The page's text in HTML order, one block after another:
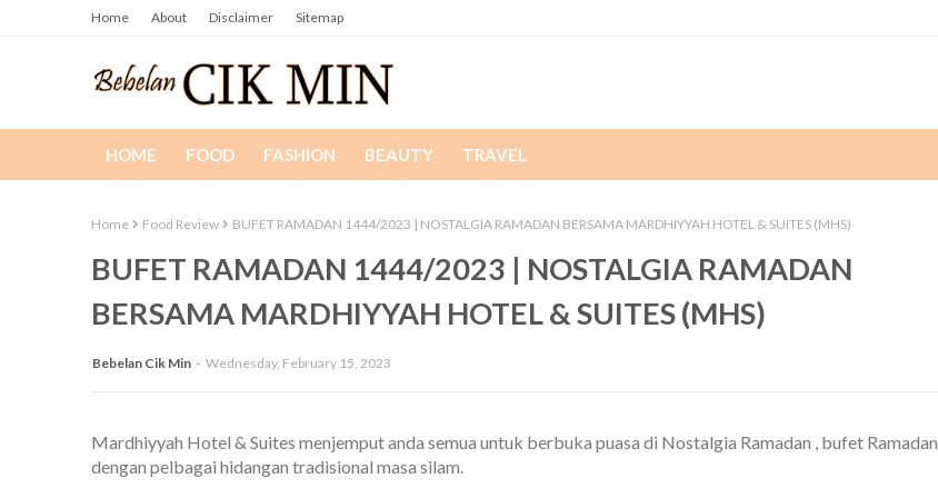
Home About Disclaimer Sitemap
HOME FOOD FASHION BEAUTY TRAVEL
Home Food Review BUFET RAMADAN 1444/2023 | NOSTALGIA RAMADAN BERSAMA MARDHIYYAH HOTEL & SUITES (MHS)
BUFET RAMADAN 1444/2023 | NOSTALGIA RAMADAN
BERSAMA MARDHIYYAH HOTEL & SUITES (MHS)
Bebelan Cik Min Wednesday, February 15, 2023
Mardhiyyah Hotel & Suites menjemput anda semua untuk berbuka puasa di Nostalgia Ramadan , bufet Ramadan
dengan pelbagai hidangan tradisional masa silam.